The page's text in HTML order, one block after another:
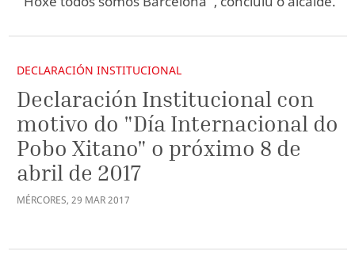
DECLARACIÓN INSTITUCIONAL
Declaración Institucional con
motivo do "Día Internacional do
Pobo Xitano" o próximo 8 de
abril de 2017
MÉRCORES, 29 MAR2017